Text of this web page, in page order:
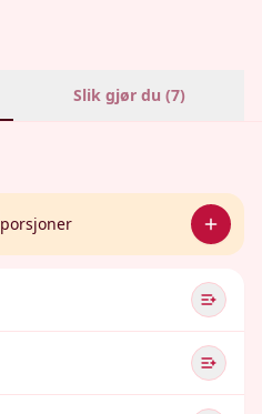
Slik gjør du (7)
porsjoner